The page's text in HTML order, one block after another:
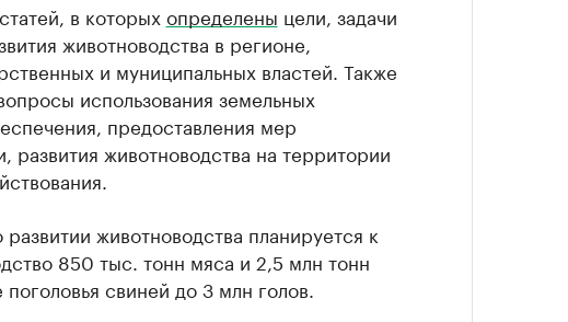
в которых определены цели, задачи
животноводства в регионе,
и муниципальных властей. Также
использования земельных
предоставления мер
развития животноводства на территории
животноводства планируется к
850 тыс. тонн мяса и 2,5 млн тонн
свиней до 3 млн голов.